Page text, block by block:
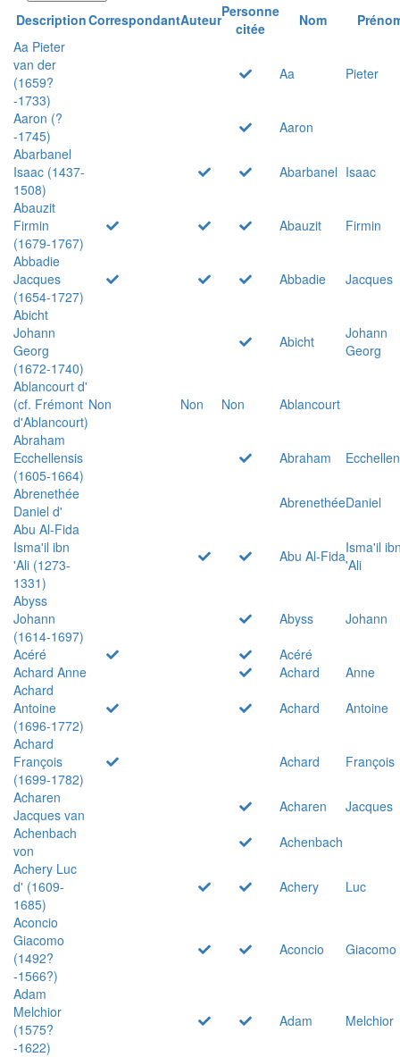
DescriptionCorrespondantAuteurPersonne
citée
Nom
Aa Pieter
van der
(1659?
-1733)
Aa Pieter
Aaron (?
-1745)
Aaron
Abarbanel
Isaac (1437-
1508)
Abarbanel Isaac
Abauzit
Firmin
(1679-1767)
Abauzit
Firmin
Abbadie
Jacques
(1654-1727)
Abbadie
Jacques
Abicht
Johann
Georg
(1672-1740)
Abicht
Johann
Georg
Ablancourt d'
(cf. Frémont
d'Ablancourt)
Non Non Non
Ablancourt
Abraham
Ecchellensis
(1605-1664)
Abraham
Abrenethée
Daniel d'
AbrenethéeDaniel
Abu Al-Fida
Isma'il ibn
'Ali (1273-
1331)
Abu Al-FidaIsma'il
'Ali
Abyss
Johann
(1614-1697)
Abyss
Johann
Acéré
Acéré
Achard Anne
Achard
Anne
Achard
Antoine
(1696-1772)
Achard
Antoine
Achard
François
(1699-1782)
Achard
François
Acharen
Jacques van
Acharen
Jacques
Achenbach
von
Achenbach
Achery Luc
d' (1609-
1685)
Achery
Luc
Aconcio
Giacomo
(1492?
-1566?)
Aconcio Giacomo
Adam
Melchior
(1575?
-1622)
Adam Melchior